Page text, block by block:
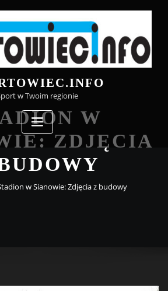
w Twoim regionie
W
ZDJĘCIA
w Sianowie: Zdjęcia z budowy